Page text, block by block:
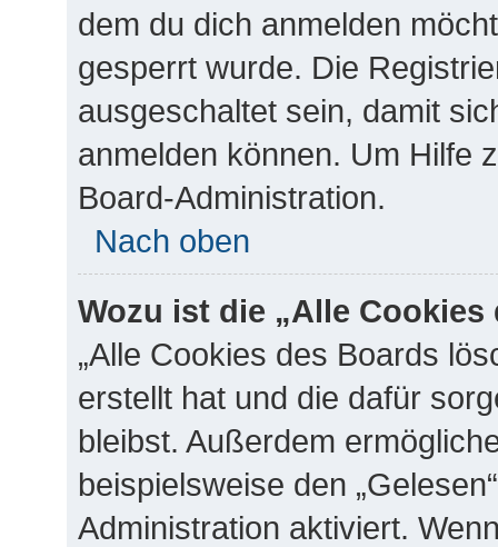
dem du dich anmelden
gesperrt wurde. Die
ausgeschaltet sein, damit
anmelden können. Um Hilfe
Board-Administration.
Nach oben
Wozu ist die „Alle
„Alle Cookies des Boards
erstellt hat und die dafür
bleibst. Außerdem
beispielsweise den
Administration aktiviert.